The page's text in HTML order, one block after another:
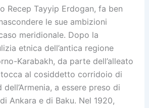
Recep Tayyip Erdogan, fa ben
le sue ambizioni
meridionale. Dopo la
etnica dell’antica regione
Karabakh, da parte dell’alleato
al cosiddetto corridoio di
dell’Armenia, a essere preso di
Ankara e di Baku. Nel 1920,